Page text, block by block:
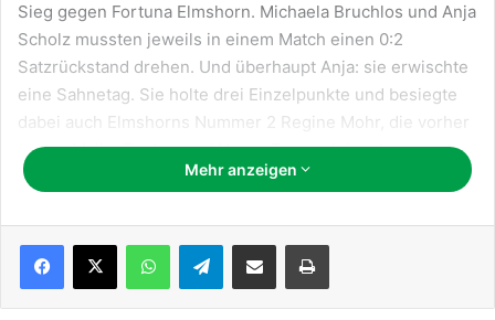
Sieg gegen Fortuna Elmshorn. Michaela Bruchlos und Anja
Scholz mussten jeweils in einem Match einen 0:2
Satzrückstand drehen. Und überhaupt Anja: sie erwischte
eine Sahnetag. Sie holte drei Einzelpunkte und besiegte
dabei auch Elmshorns Nummer 2 Regine Mohr, die vorher
gegen Maike Teuber und Nancy Trompelt im oberen
Paarkreuz besiegen konnte. Dramatisch ging es weiter mit
Linie Kaltenkirchens Topspielerin Anja Dallmeier-Tießen
etwas gegen einen schnellen Triumpf der TTSG
einzuwenden. Sie gewann alle drei Einzel (2x im fünften
Satz inklusive abgewehrten Matchball) sowie das Doppel.
Mehr anzeigen
WhatsAppTelegramTeile per E-Mail Drucken